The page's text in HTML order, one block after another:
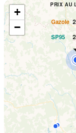
PRIX AU
Gazole
SP95
+
−